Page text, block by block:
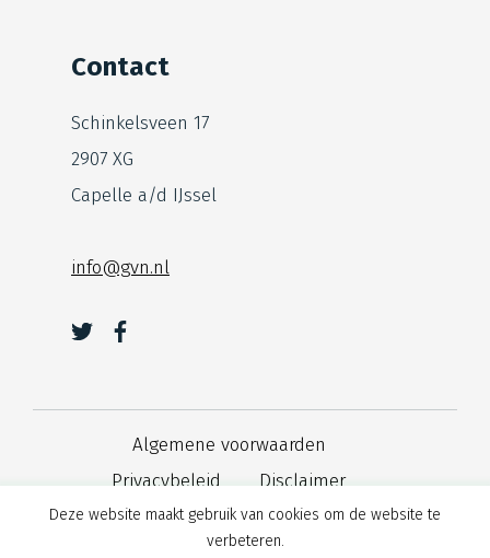
Contact
Schinkelsveen 17
2907 XG
Capelle a/d IJssel
info@gvn.nl
Algemene voorwaarden
Privacybeleid
Disclaimer
Cookies
Deze website maakt gebruik van cookies om de website te
verbeteren.